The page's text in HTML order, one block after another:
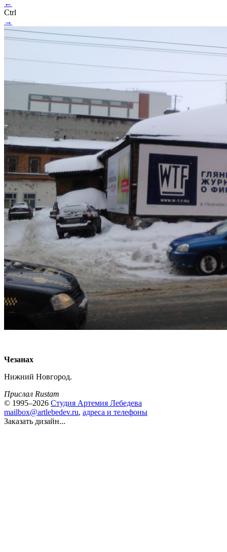
←
Ctrl
→
Чезанах
Нижний Новгород.
Прислал Rustam
© 1995–2026 Студия Артемия Лебедева
mailbox@artlebedev.ru, адреса и телефоны
Заказать дизайн...